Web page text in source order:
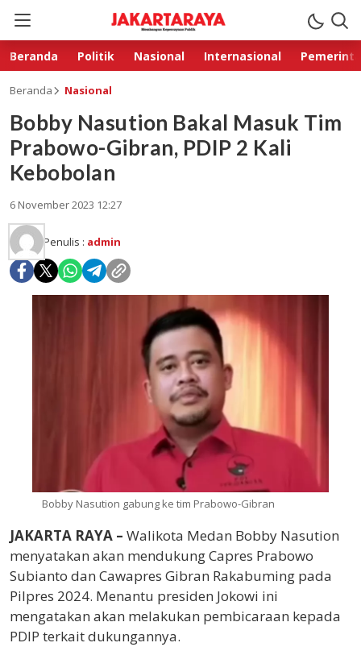
Beranda Politik Nasional Internasional
Beranda Nasional
Bobby Nasution Bakal Masuk Tim
Prabowo-Gibran, PDIP 2 Kali
Kebobolan
6 November 2023 12:27
Penulis : admin
Bobby Nasution gabung ke tim Prabowo-Gibran
JAKARTA RAYA – Walikota Medan Bobby Nasution
menyatakan akan mendukung Capres Prabowo
Subianto dan Cawapres Gibran Rakabuming pada
Pilpres 2024. Menantu presiden Jokowi ini
mengatakan akan melakukan pembicaraan kepada
PDIP terkait dukungannya.